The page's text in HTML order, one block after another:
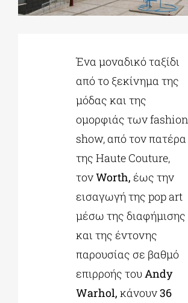
ΕΚΠΑΙΔΕΥΤΙΚΑ ΙΔΡΥΜΑΤΑ
ΠΟΛΙΤΙΣΤΙΚΟΙ ΦΟΡΕΙΣ
Ένα μοναδικό ταξίδι
από το ξεκίνημα της
μόδας και της
ομορφιάς των fashion
show, από τον πατέρα
της Haute Couture,
τονWorth, έως την
εισαγωγή της pop art
μέσω της διαφήμισης
και της έντονης
παρουσίας σε βαθμό
επιρροής του Andy
Warhol, κάνουν36